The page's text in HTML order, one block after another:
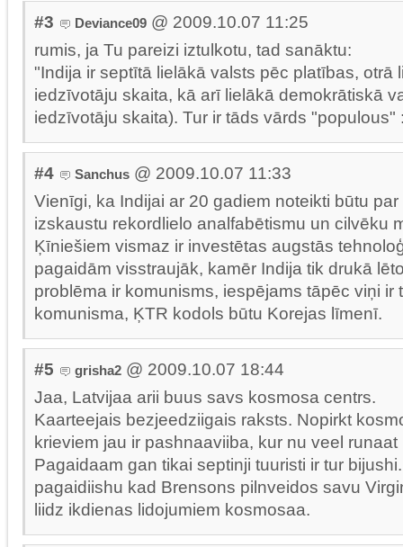
#3 Deviance09 @ 2009.10.07 11:25
rumis, ja Tu pareizi iztulkotu, tad sanāktu:
"Indija ir septītā lielākā valsts pēc platības, otrā
iedzīvotāju skaita, kā arī lielākā demokrātiskā
iedzīvotāju skaita). Tur ir tāds vārds "populous"
#4 Sanchus @ 2009.10.07 11:33
Vienīgi, ka Indijai ar 20 gadiem noteikti būtu par
izskaustu rekordlielo analfabētismu un cilvēku
Ķīniešiem vismaz ir investētas augstās
pagaidām visstraujāk, kamēr Indija tik drukā
problēma ir komunisms, iespējams tāpēc viņi ir
komunisma, ĶTR kodols būtu Korejas līmenī.
#5 grisha2 @ 2009.10.07 18:44
Jaa, Latvijaa arii buus savs kosmosa centrs.
Kaarteejais bezjeedziigais raksts. Nopirkt
krieviem jau ir pashnaaviiba, kur nu veel runaat
Pagaidaam gan tikai septinji tuuristi ir tur
pagaidiishu kad Brensons pilnveidos savu
liidz ikdienas lidojumiem kosmosaa.